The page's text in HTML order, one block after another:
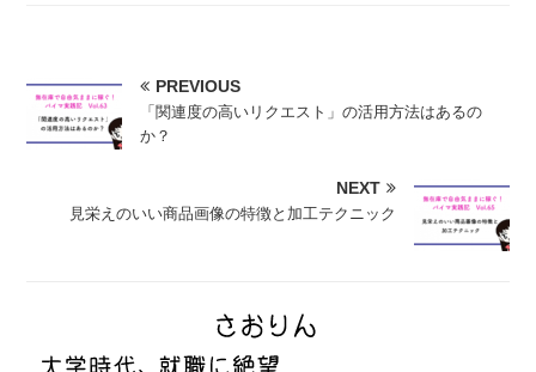
PREVIOUS
「関連度の高いリクエスト」の活用方法はあるの
か？
NEXT
見栄えのいい商品画像の特徴と加工テクニック